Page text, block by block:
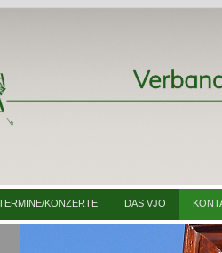
KONZERTE DAS VJO